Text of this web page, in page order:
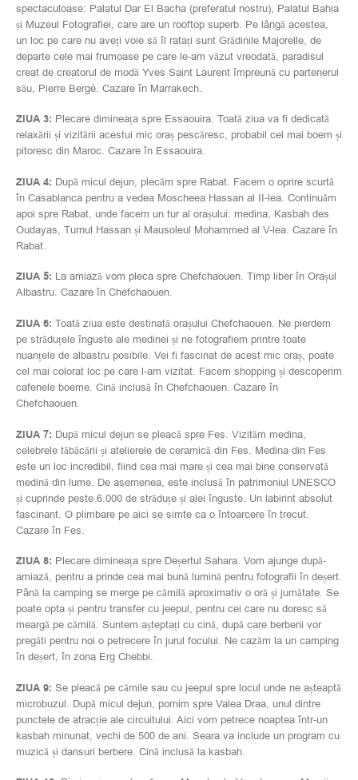
spectaculoase: Palatul Dar El Bacha (preferatul nostru), Palatul Bahia
și Muzeul Fotografiei, care are un rooftop superb. Pe lângă acestea,
un loc pe care nu aveți voie să îl ratați sunt Grădinile Majorelle, de
departe cele mai frumoase pe care le-am văzut vreodată, paradisul
creat de creatorul de modă Yves Saint Laurent împreună cu partenerul
său, Pierre Bergé. Cazare în Marrakech.
ZIUA 3: Plecare dimineața spre Essaouira. Toată ziua va fi dedicată
relaxării și vizitării acestui mic oraș pescăresc, probabil cel mai boem și
pitoresc din Maroc. Cazare în Essaouira.
ZIUA 4: După micul dejun, plecăm spre Rabat. Facem o oprire scurtă
în Casablanca pentru a vedea Moscheea Hassan al II-lea. Continuăm
apoi spre Rabat, unde facem un tur al orașului: medina, Kasbah des
Oudayas, Turnul Hassan și Mausoleul Mohammed al V-lea. Cazare în
Rabat.
ZIUA 5: La amiază vom pleca spre Chefchaouen. Timp liber în Orașul
Albastru. Cazare în Chefchaouen.
ZIUA 6: Toată ziua este destinată orașului Chefchaouen. Ne pierdem
pe străduțele înguste ale medinei și ne fotografiem printre toate
nuanțele de albastru posibile. Vei fi fascinat de acest mic oraș, poate
cel mai colorat loc pe care l-am vizitat. Facem shopping și descoperim
cafenele boeme. Cină inclusă în Chefchaouen. Cazare în
Chefchaouen.
ZIUA 7: După micul dejun se pleacă spre Fes. Vizităm medina,
celebrele tăbăcării și atelierele de ceramică din Fes. Medina din Fes
este un loc incredibil, fiind cea mai mare și cea mai bine conservată
medină din lume. De asemenea, este inclusă în patrimoniul UNESCO
și cuprinde peste 6.000 de străduțe și alei înguste. Un labirint absolut
fascinant. O plimbare pe aici se simte ca o întoarcere în trecut.
Cazare în Fes.
ZIUA 8: Plecare dimineața spre Deșertul Sahara. Vom ajunge după-
amiază, pentru a prinde cea mai bună lumină pentru fotografii în deșert.
Până la camping se merge pe cămilă aproximativ o oră și jumătate. Se
poate opta și pentru transfer cu jeepul, pentru cei care nu doresc să
meargă pe cămilă. Suntem așteptați cu cină, după care berberii vor
pregăti pentru noi o petrecere în jurul focului. Ne cazăm la un camping
în deșert, în zona Erg Chebbi.
ZIUA 9: Se pleacă pe cămile sau cu jeepul spre locul unde ne așteaptă
microbuzul. După micul dejun, pornim spre Valea Draa, unul dintre
punctele de atracție ale circuitului. Aici vom petrece noaptea într-un
kasbah minunat, vechi de 500 de ani. Seara va include un program cu
muzică și dansuri berbere. Cină inclusă la kasbah.